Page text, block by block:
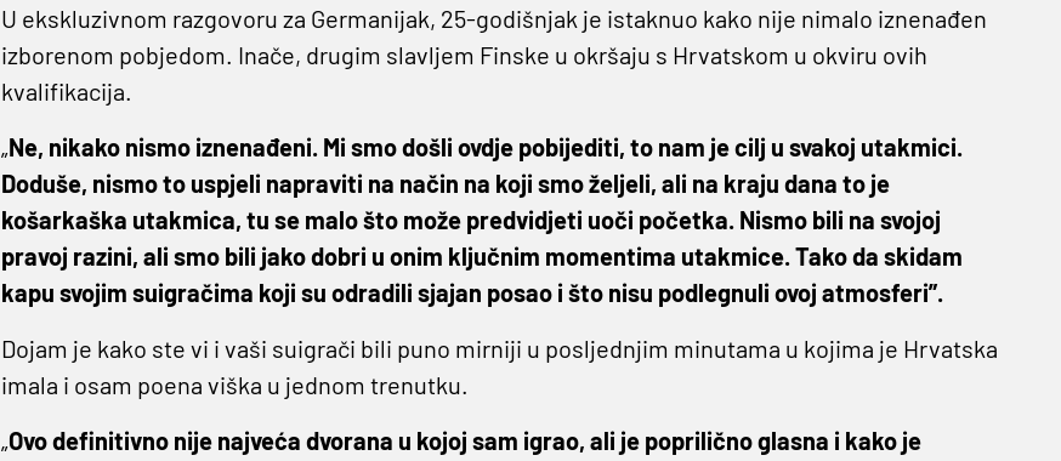
U ekskluzivnom razgovoru za Germanijak, 25-godišnjak je istaknuo kako nije nimalo iznenađen
izborenom pobjedom. Inače, drugim slavljem Finske u okršaju s Hrvatskom u okviru ovih
kvalifikacija.
„Ne, nikako nismo iznenađeni. Mi smo došli ovdje pobijediti, to nam je cilj u svakoj utakmici.
Doduše, nismo to uspjeli napraviti na način na koji smo željeli, ali na kraju dana to je
košarkaška utakmica, tu se malo što može predvidjeti uoči početka. Nismo bili na svojoj
pravoj razini, ali smo bili jako dobri u onim ključnim momentima utakmice. Tako da skidam
kapu svojim suigračima koji su odradili sjajan posao i što nisu podlegnuli ovoj atmosferi”.
Dojam je kako ste vi i vaši suigrači bili puno mirniji u posljednjim minutama u kojima je Hrvatska
imala i osam poena viška u jednom trenutku.
„Ovo definitivno nije najveća dvorana u kojoj sam igrao, ali je poprilično glasna i kako je